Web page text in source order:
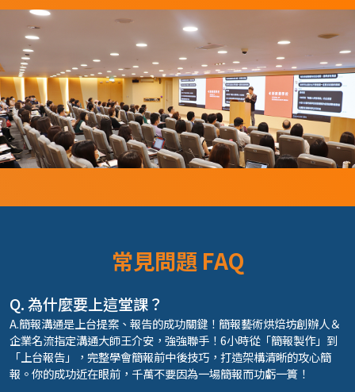
常見問題 FAQ
Q. 為什麼要上這堂課？
A.簡報溝通是上台提案、報告的成功關鍵！簡報藝術烘焙坊創辦人＆
企業名流指定溝通大師王介安，強強聯手！6小時從「簡報製作」到
「上台報告」，完整學會簡報前中後技巧，打造架構清晰的攻心簡
報。你的成功近在眼前，千萬不要因為一場簡報而功虧一簣！